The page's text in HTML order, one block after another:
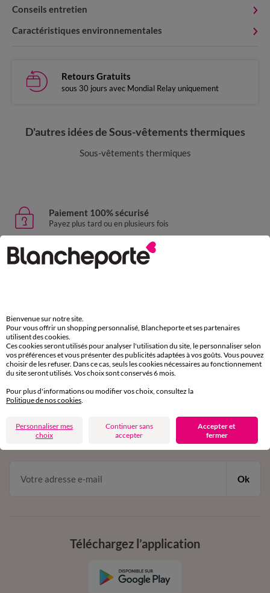
Conseils entretien
Caractéristiques environnementales
Retours Gratuits
sous 30 jours avec Mondial Relay uniquement
D'autres idées de Sous-vêtements thermiques
Sous-vêtements thermiques
Paiement 100% sécurisé
Payez plus tard ou en plusieurs fois
Livraison express
domicile, relais, consignes automatiques
Service clients
par chat et par téléphone
de 8h00 à 20h00 du lundi au samedi
en vous inscrivant à la newsletter
dès 20€ d’achat
conditions dans votre email de confirmation
Ok
Téléchargez l’application
Bienvenue sur notre site.
Pour vous offrir un shopping personnalisé, Blancheporte et ses partenaires
utilisent des cookies.
Ces cookies seront utilisés pour analyser l'utilisation du site, le personnaliser selon
vos préférences et vous présenter des publicités adaptées à vos goûts. Vous pouvez
choisir de les refuser. Dans ce cas, seuls les cookies nécessaires au fonctionnement
du site seront utilisés. Vos choix sont conservés 6 mois.
Pour plus d'informations ou modifier vos choix, consultez la
Politique de nos cookies.
Personnaliser mes
choix
Continuer sans
accepter
Accepter et
fermer